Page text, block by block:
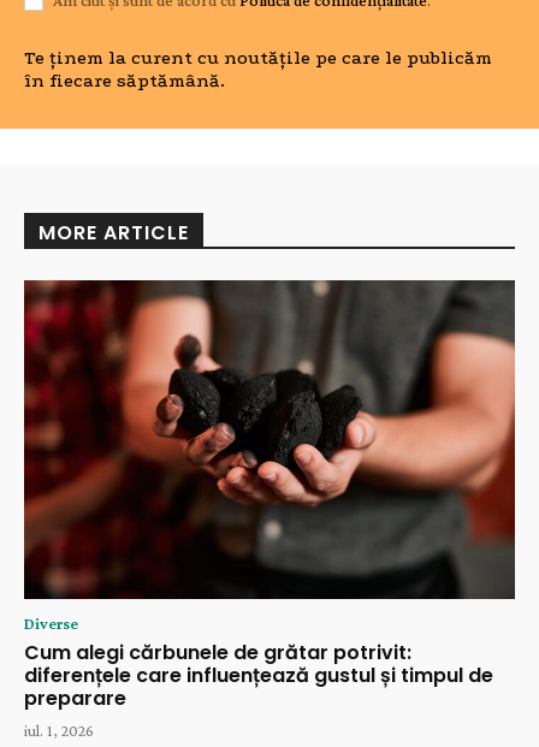
Te ținem la curent cu noutățile pe care le publicăm
în fiecare săptămână.
MORE ARTICLE
Diverse
Cum alegi cărbunele de grătar potrivit:
diferențele care influențează gustul și timpul de
preparare
iul. 1, 2026